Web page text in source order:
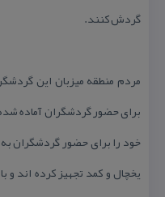
گردش كنند.
مردم منطقه میزبان این
برای حضور گردشگران آماده
خود را برای حضور گردشگران به
یخچال و كمد تجهیز كرده اند